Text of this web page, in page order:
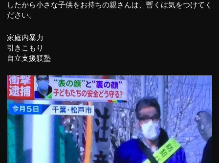
したから小さな子供をお持ちの親さんは、暫くは気をつけてく
ださい。
家庭内暴力
引きこもり
自立支援躾塾